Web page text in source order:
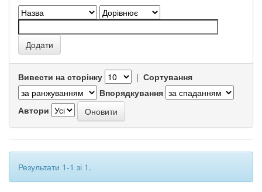
Вивести на сторінку | Сортування
Впорядкування
Автори
Результати 1-1 зі 1.